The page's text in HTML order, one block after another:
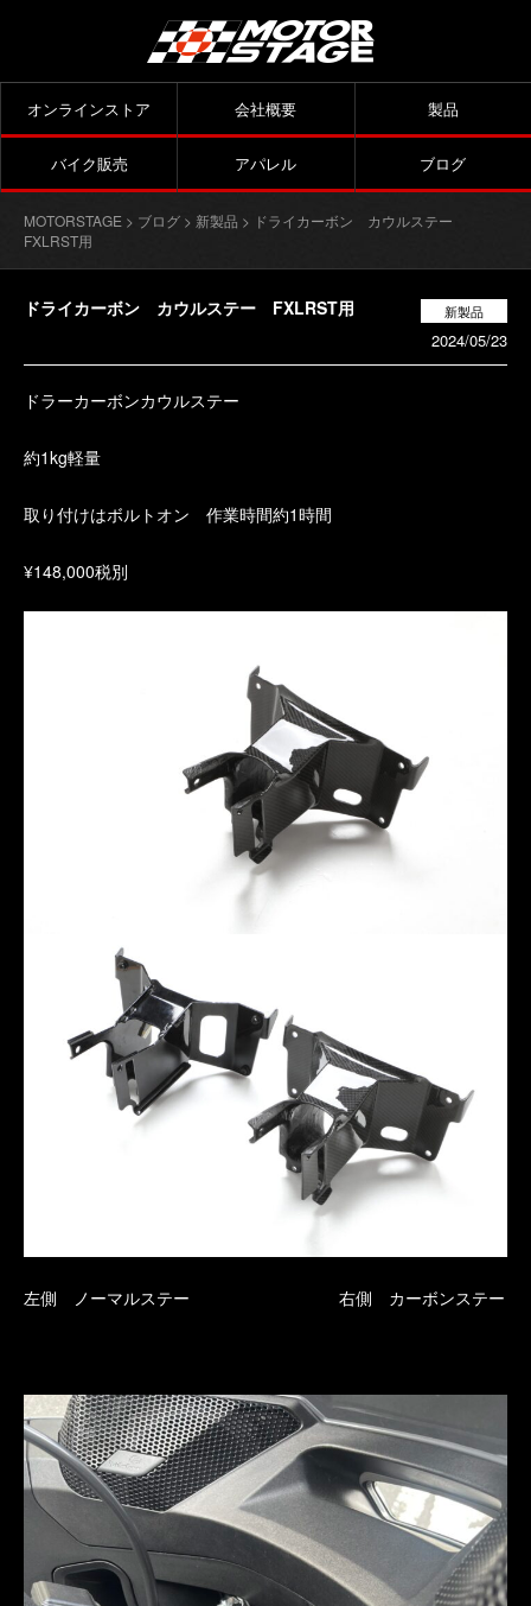
オンラインストア 会社概要 製品
バイク販売 アパレル ブログ
MOTORSTAGE > ブログ > 新製品 > ドライカーボン カウルステー
FXLRST用
ドライカーボン カウルステー FXLRST用 新製品
2024/05/23
ドラーカーボンカウルステー
約1kg軽量
取り付けはボルトオン 作業時間約1時間
¥148,000税別
左側 ノーマルステー 右側 カーボンステー